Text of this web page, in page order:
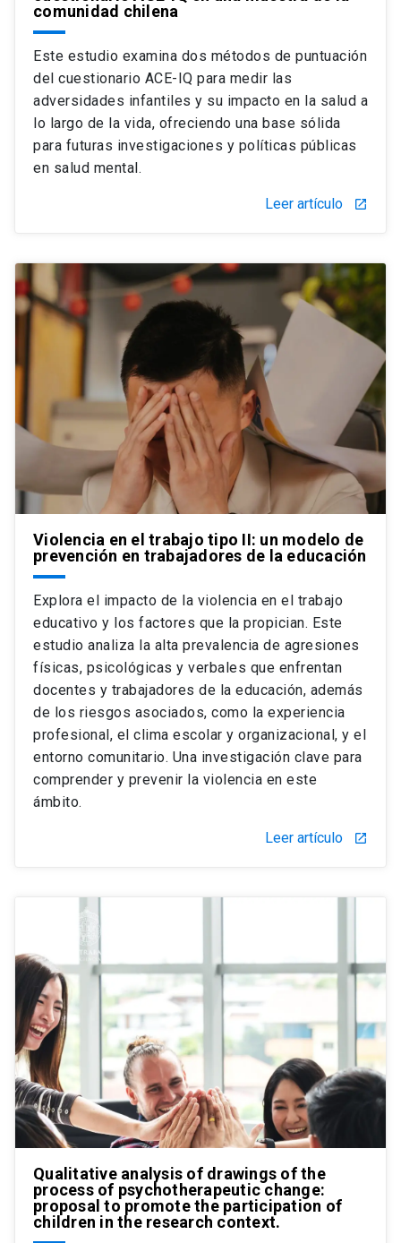
comunidad chilena
Este estudio examina dos métodos de puntuación
del cuestionario ACE-IQ para medir las
adversidades infantiles y su impacto en la salud a
lo largo de la vida, ofreciendo una base sólida
para futuras investigaciones y políticas públicas
en salud mental.
Leer artículo launch
Violencia en el trabajo tipo II: un modelo de
prevención en trabajadores de la educación
Explora el impacto de la violencia en el trabajo
educativo y los factores que la propician. Este
estudio analiza la alta prevalencia de agresiones
físicas, psicológicas y verbales que enfrentan
docentes y trabajadores de la educación, además
de los riesgos asociados, como la experiencia
profesional, el clima escolar y organizacional, y el
entorno comunitario. Una investigación clave para
comprender y prevenir la violencia en este
ámbito.
Leer artículo launch
Qualitative analysis of drawings of the
process of psychotherapeutic change:
proposal to promote the participation of
children in the research context.